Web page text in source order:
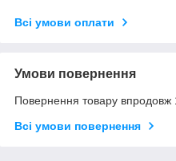
Всі умови оплати
Умови повернення
Повернення товару впродовж
Всі умови повернення